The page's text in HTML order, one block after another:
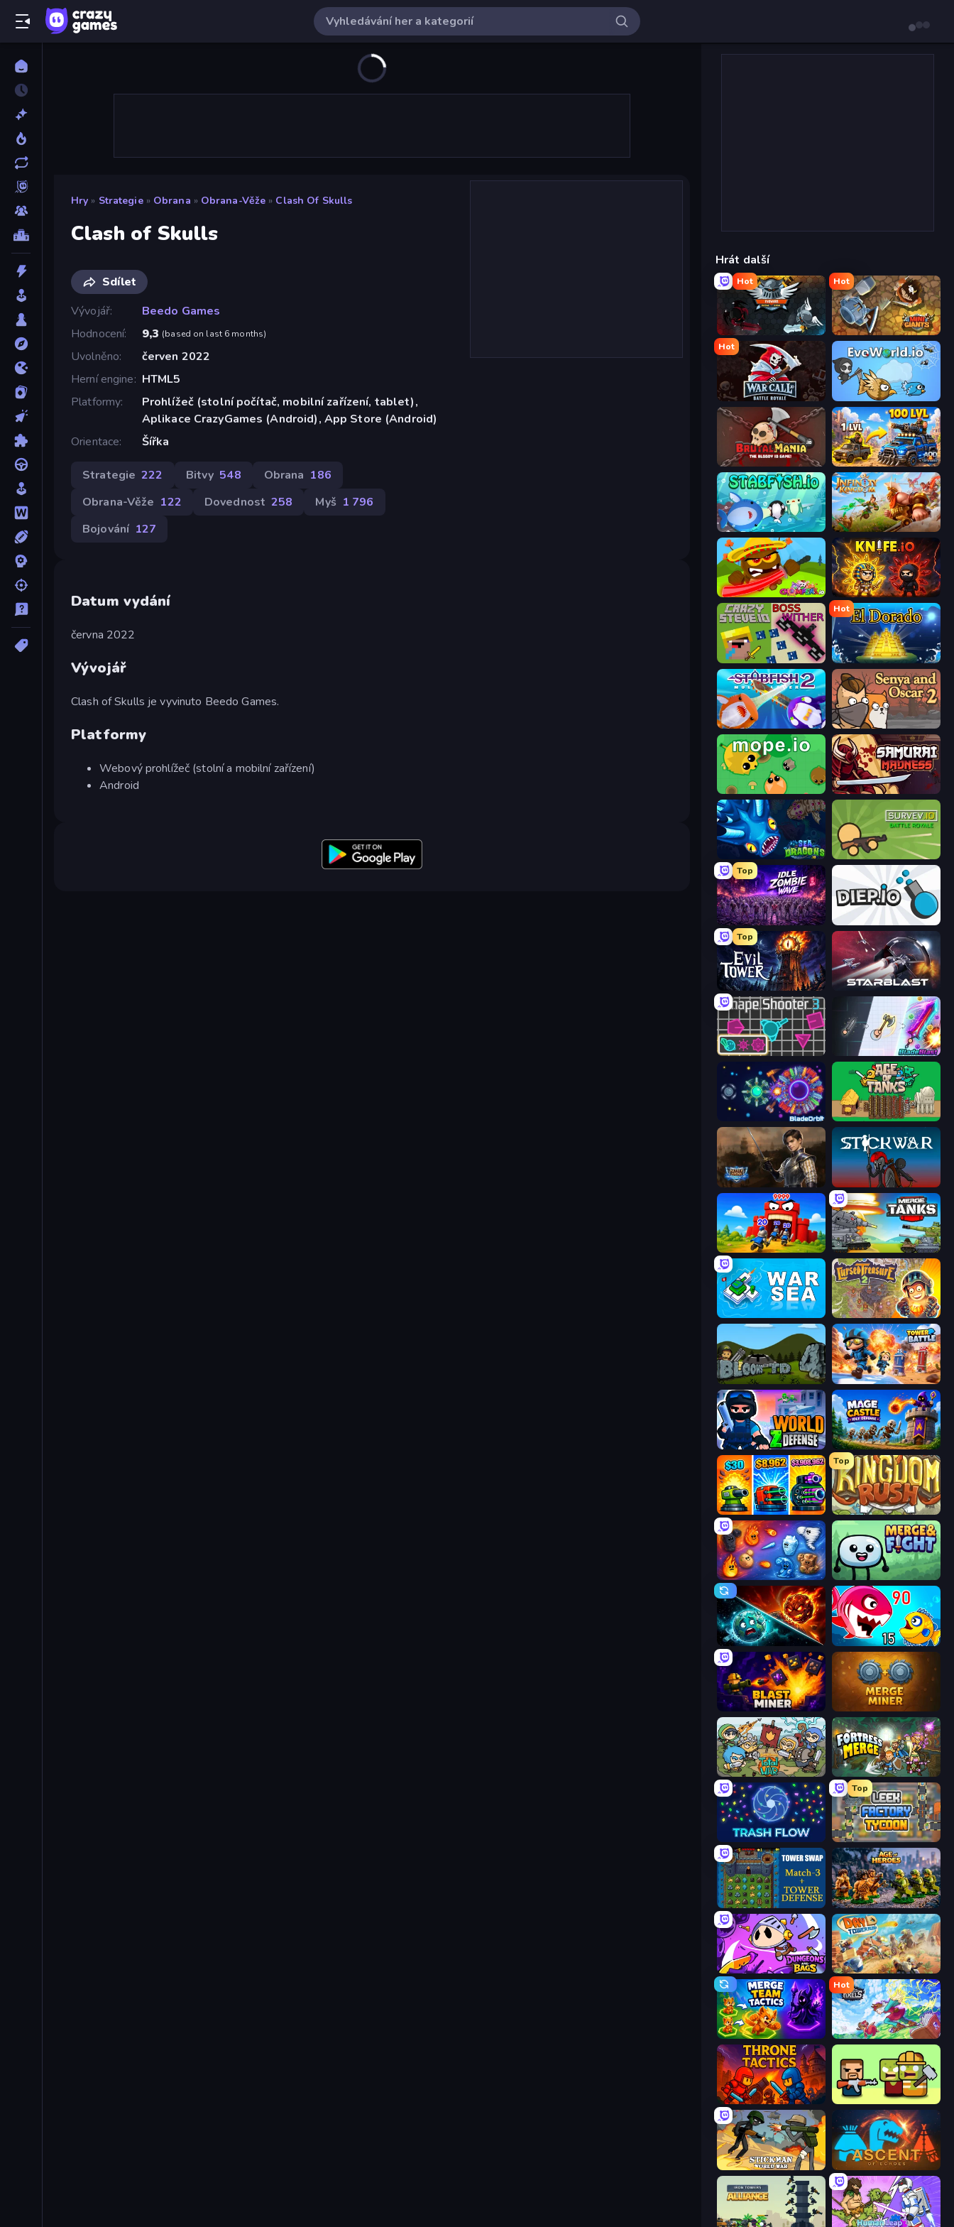
Hry » Strategie » Obrana » Obrana-Věže » Clash Of Skulls
Clash of Skulls
Sdílet
Vývojář
Beedo Games
Hodnocení
9,3 (based on last 6 months)
Uvolněno
červen 2022
Herní engine
HTML5
Platformy
Prohlížeč (stolní počítač, mobilní zařízení, tablet),
Aplikace CrazyGames (Android), App Store (Android)
Orientace
Šířka
Strategie 222 Bitvy 548 Obrana 186
Obrana-Věže 122 Dovednost 258 Myš 1 796
Bojování 127
Datum vydání
června 2022
Vývojář
Clash of Skulls je vyvinuto Beedo Games.
Platformy
Webový prohlížeč (stolní a mobilní zařízení)
Android
Hrát další
Hot
EvoWars.io
Hot
MiniGiants.io
Hot
WarCall.io
BrutalMania.io (Brutal Mania) AOD - Art Of Defense
Stabfish.io Infinity Kingdom
Chompers.io Knife.io
CrazySteve.io
Hot
El Dorado Lite
Stabfish 2 Senya and Oscar 2
Mope.io Samurai Madness
SeaDragons.io Survev.io
Top
Idle Zombie Wave: Survivors Diep.io
Top
Evil Tower StarBlast
Shape Shooter 3 BladeBlast.io
BladeOrbit.io Age of Tanks Warriors: TD War
Battle Arena Stick War
TimeWarriors Merge Master Tanks: Tank Wars
War Sea Cursed Treasure 2
Bloons Tower Defense 4 Tower Battle
World Z Defense - Zombie Defense Mage Castle Idle Defense
Pumpkin Defense: Merge Cannon
Top
Kingdom Rush
Elemental Merge Merge & Fight
PlanetCrush 2 Fish Eat Getting Big
Blast Miner Merge Miner
Raid Heroes: Total War Fortress Merge
Trash Flow
Top
Leek Factory Tycoon
Tower Swap Age of Heroes
Dungeons and Bags Day D Tower Rush
Merge Team Tactics
Hot
Kingdom of Pixels
Throne Tactics Zombie Horde: Build & Survive
Stickman World War Ascent of Echoes